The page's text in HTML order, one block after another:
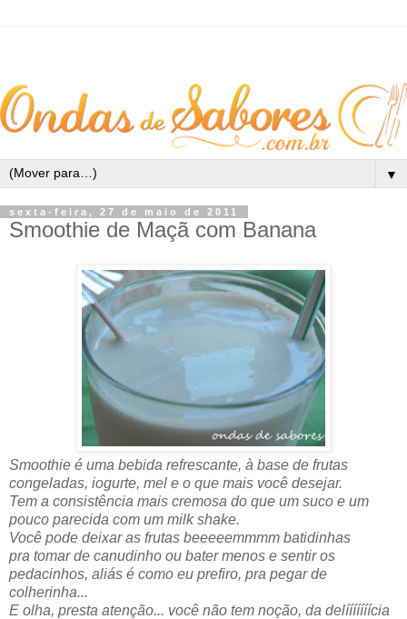
▼
sexta-feira, 27 de maio de 2011
Smoothie de Maçã com Banana
Smoothie é uma bebida refrescante, à base de frutas
congeladas, iogurte, mel e o que mais você desejar.
Tem a consistência mais cremosa do que um suco e um
pouco parecida com um milk shake.
Você pode deixar as frutas beeeeemmmm batidinhas
pra tomar de canudinho ou bater menos e sentir os
pedacinhos, aliás é como eu prefiro, pra pegar de
colherinha...
E olha, presta atenção... você não tem noção, da delííííííícia